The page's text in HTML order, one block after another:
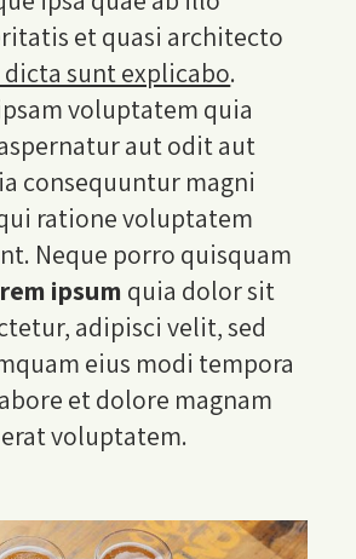
et quasi architecto
sunt explicabo.
voluptatem quia
aut odit aut
consequuntur magni
ratione voluptatem
Neque porro quisquam
ipsum quia dolor sit
adipisci velit, sed
eius modi tempora
et dolore magnam
voluptatem.